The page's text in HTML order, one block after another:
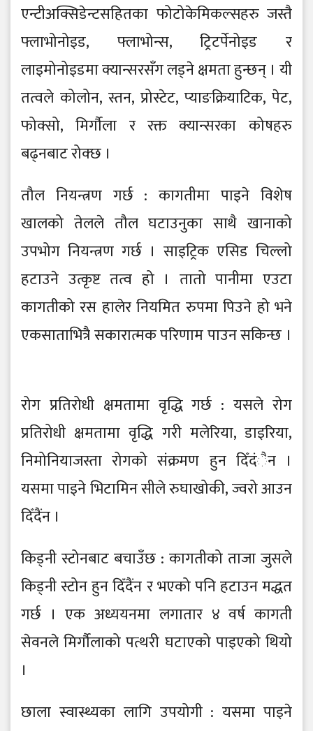
एन्टीअक्सिडेन्टसहितका फोटोकेमिकल्सहरु जस्तै
फ्लाभोनोइड, फ्लाभोन्स, ट्रिटर्पेनोइड र
लाइमोनोइडमा क्यान्सरसँग लड्ने क्षमता हुन्छन् । यी
तत्वले कोलोन, स्तन, प्रोस्टेट, प्याङक्रियाटिक, पेट,
फोक्सो, मिर्गौला र रक्त क्यान्सरका कोषहरु
बढ्नबाट रोक्छ ।
तौल नियन्त्रण गर्छ : कागतीमा पाइने विशेष
खालको तेलले तौल घटाउनुका साथै खानाको
उपभोग नियन्त्रण गर्छ । साइट्रिक एसिड चिल्लो
हटाउने उत्कृष्ट तत्व हो । तातो पानीमा एउटा
कागतीको रस हालेर नियमित रुपमा पिउने हो भने
एकसाताभित्रै सकारात्मक परिणाम पाउन सकिन्छ ।
रोग प्रतिरोधी क्षमतामा वृद्धि गर्छ : यसले रोग
प्रतिरोधी क्षमतामा वृद्धि गरी मलेरिया, डाइरिया,
निमोनियाजस्ता रोगको संक्रमण हुन दिँदंैन ।
यसमा पाइने भिटामिन सीले रुघाखोकी, ज्वरो आउन
दिँदैंन ।
किड्नी स्टोनबाट बचाउँछ : कागतीको ताजा जुसले
किड्नी स्टोन हुन दिँदैंन र भएको पनि हटाउन मद्धत
गर्छ । एक अध्ययनमा लगातार ४ वर्ष कागती
सेवनले मिर्गौलाको पत्थरी घटाएको पाइएको थियो
।
छाला स्वास्थ्यका लागि उपयोगी : यसमा पाइने